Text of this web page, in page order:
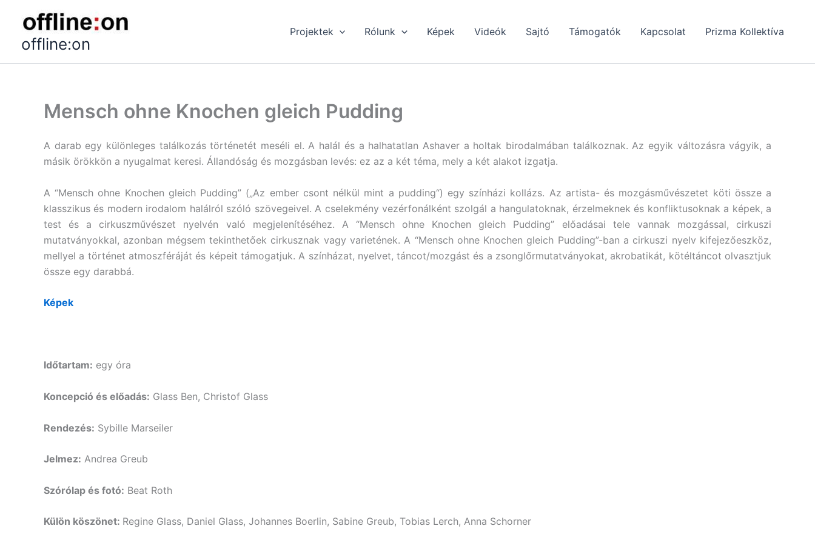
contentoffline:on
Projektek Rólunk Képek Videók Sajtó Támogatók Kapcsolat Prizma Kollektíva
Mensch ohne Knochen gleich Pudding
A darab egy különleges találkozás történetét meséli el. A halál és a halhatatlan Ashaver a holtak birodalmában találkoznak. Az egyik változásra vágyik, a
másik örökkön a nyugalmat keresi. Állandóság és mozgásban levés: ez az a két téma, mely a két alakot izgatja.
A “Mensch ohne Knochen gleich Pudding” („Az ember csont nélkül mint a pudding“) egy színházi kollázs. Az artista- és mozgásművészetet köti össze a
klasszikus és modern irodalom halálról szóló szövegeivel. A cselekmény vezérfonálként szolgál a hangulatoknak, érzelmeknek és konfliktusoknak a képek, a
test és a cirkuszművészet nyelvén való megjelenítéséhez. A “Mensch ohne Knochen gleich Pudding” előadásai tele vannak mozgással, cirkuszi
mutatványokkal, azonban mégsem tekinthetőek cirkusznak vagy varietének. A “Mensch ohne Knochen gleich Pudding”-ban a cirkuszi nyelv kifejezőeszköz,
mellyel a történet atmoszféráját és képeit támogatjuk. A színházat, nyelvet, táncot/mozgást és a zsonglőrmutatványokat, akrobatikát, kötéltáncot olvasztjuk
össze egy darabbá.
Képek
Időtartam: egy óra
Koncepció és előadás: Glass Ben, Christof Glass
Rendezés: Sybille Marseiler
Jelmez: Andrea Greub
Szórólap és fotó: Beat Roth
Külön köszönet: Regine Glass, Daniel Glass, Johannes Boerlin, Sabine Greub, Tobias Lerch, Anna Schorner